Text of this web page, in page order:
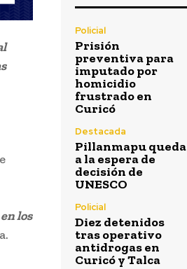
los
Policial
Prisión
preventiva para
imputado por
homicidio
frustrado en
Curicó
Destacada
Pillanmapu queda
a la espera de
decisión de
UNESCO
Policial
Diez detenidos
tras operativo
antidrogas en
Curicó y Talca